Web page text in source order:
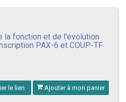
la fonction et de l'évolution
PAX-6 et COUP-TF
le lien Ajouter à mon panier